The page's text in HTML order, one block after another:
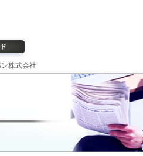
株式会社